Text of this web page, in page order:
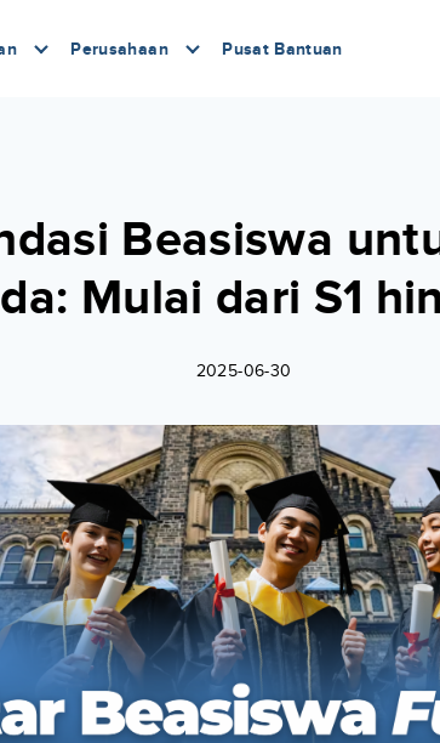
Perusahaan Pusat Bantuan
Beasiswa
Mulai dari S1
2025-06-30